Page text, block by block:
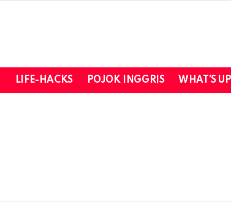
LIFE-HACKS POJOK INGGRIS WHAT’S